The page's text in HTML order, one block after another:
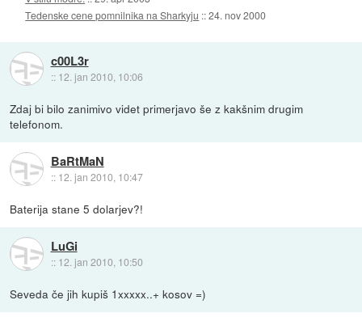
Tedenske cene pomnilnika na Sharkyju ::24. nov 2000
c00L3r
:: 12. jan 2010, 10:06
Zdaj bi bilo zanimivo videt primerjavo še z kakšnim drugim
telefonom.
BaRtMaN
:: 12. jan 2010, 10:47
Baterija stane 5 dolarjev?!
LuGi
:: 12. jan 2010, 10:50
Seveda če jih kupiš 1xxxxx..+ kosov =)